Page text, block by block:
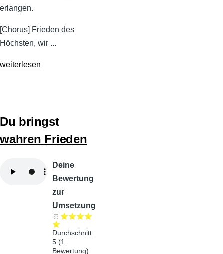
erlangen.
[Chorus] Frieden des
Höchsten, wir ...
weiterlesen
Du bringst
wahren Frieden
Deine
Bewertung
zur
Umsetzung
Durchschnitt:
5 (1
Bewertung)